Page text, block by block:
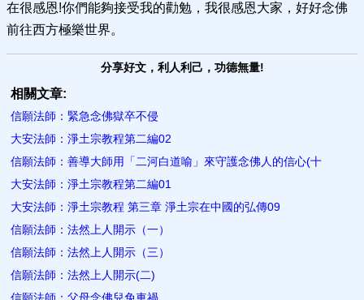
在很感恩!你們能夠接受我的勸勉，我很感恩大家，好好念佛
前往西方極樂世界。
分享好文，利人利己，功德無量!
相關文章:
信願法師：緊急念佛獄卒不侵
大安法師：淨土宗教程第二編02
信願法師：善導大師用「二河白道喻」來守護念佛人的信心(十
大安法師：淨土宗教程第二編01
大安法師：淨土宗教程 第三章 淨土宗在中國的弘傳09
信願法師：法然上人開示（一）
信願法師：法然上人開示（三）
信願法師：法然上人開示(二)